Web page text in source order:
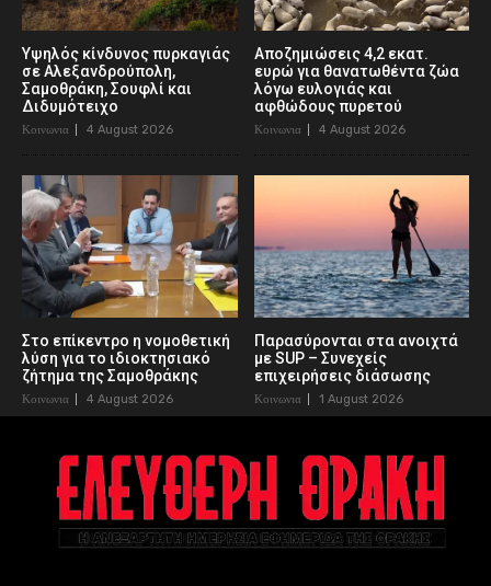
Υψηλός κίνδυνος πυρκαγιάς
σε Αλεξανδρούπολη,
Σαμοθράκη, Σουφλί και
Διδυμότειχο
Κοινωνια 4 August 2026
Αποζημιώσεις 4,2 εκατ.
ευρώ για θανατωθέντα ζώα
λόγω ευλογιάς και
αφθώδους πυρετού
Κοινωνια 4 August 2026
Στο επίκεντρο η νομοθετική
λύση για το ιδιοκτησιακό
ζήτημα της Σαμοθράκης
Κοινωνια 4 August 2026
Παρασύρονται στα ανοιχτά
με SUP – Συνεχείς
επιχειρήσεις διάσωσης
Κοινωνια 1 August 2026